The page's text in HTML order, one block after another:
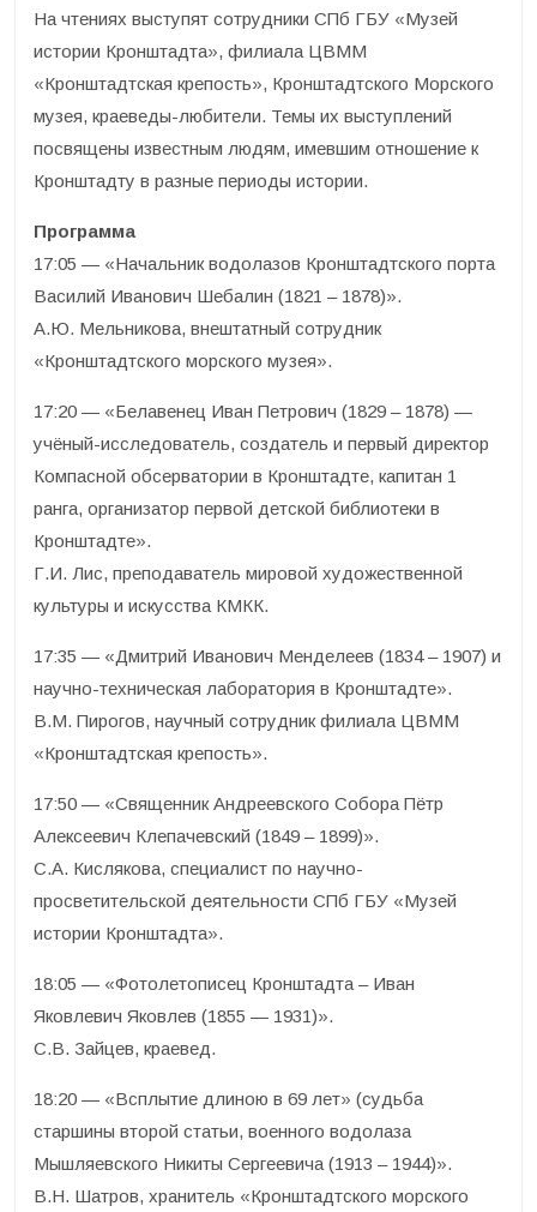
На чтениях выступят сотрудники СПб ГБУ «Музей
истории Кронштадта», филиала ЦВММ
«Кронштадтская крепость», Кронштадтского Морского
музея, краеведы-любители. Темы их выступлений
посвящены известным людям, имевшим отношение к
Кронштадту в разные периоды истории.
Программа
17:05 — «Начальник водолазов Кронштадтского порта
Василий Иванович Шебалин (1821 – 1878)».
А.Ю. Мельникова, внештатный сотрудник
«Кронштадтского морского музея».
17:20 — «Белавенец Иван Петрович (1829 – 1878) —
учёный-исследователь, создатель и первый директор
Компасной обсерватории в Кронштадте, капитан 1
ранга, организатор первой детской библиотеки в
Кронштадте».
Г.И. Лис, преподаватель мировой художественной
культуры и искусства КМКК.
17:35 — «Дмитрий Иванович Менделеев (1834 – 1907) и
научно-техническая лаборатория в Кронштадте».
В.М. Пирогов, научный сотрудник филиала ЦВММ
«Кронштадтская крепость».
17:50 — «Священник Андреевского Собора Пётр
Алексеевич Клепачевский (1849 – 1899)».
С.А. Кислякова, специалист по научно-
просветительской деятельности СПб ГБУ «Музей
истории Кронштадта».
18:05 — «Фотолетописец Кронштадта – Иван
Яковлевич Яковлев (1855 — 1931)».
С.В. Зайцев, краевед.
18:20 — «Всплытие длиною в 69 лет» (судьба
старшины второй статьи, военного водолаза
Мышляевского Никиты Сергеевича (1913 – 1944)».
В.Н. Шатров, хранитель «Кронштадтского морского